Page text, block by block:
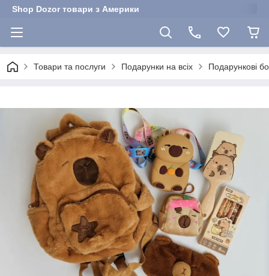
Shop Dozor товари з Америки
Товари та послуги Подарунки на всіх Подарункові